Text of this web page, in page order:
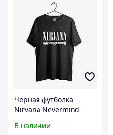
Черная футболка
Nirvana Nevermind
Нирвана Курт Кобейн
В наличии